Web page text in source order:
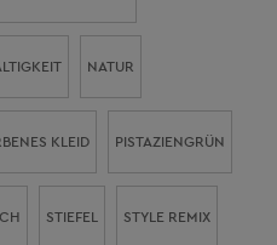
NATUR
KLEID PISTAZIENGRÜN
STIEFEL STYLE REMIX